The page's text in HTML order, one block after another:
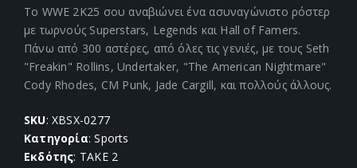
Το WWE 2K25 σου αναβιώνει ένα ασυναγώνιστο ρόστερ
με τωρνούς Superstars, Legends και Hall of Famers.
Πάνω από 300 αστέρες, από όλες τις γενιές, με τους Seth
"Freakin" Rollins, Undertaker, "The American Nightmare"
Cody Rhodes, CM Punk, Jade Cargill, και πολλούς άλλους.
SKU: XBSX-0277
Κατηγορία: Sports
Εκδότης: TAKE 2